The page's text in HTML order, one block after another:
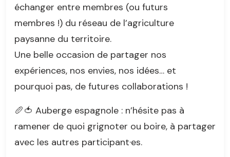
échanger entre membres (ou futurs
membres !) du réseau de l’agriculture
paysanne du territoire.
Une belle occasion de partager nos
expériences, nos envies, nos idées… et
pourquoi pas, de futures collaborations !
🥖🍅 Auberge espagnole : n’hésite pas à
ramener de quoi grignoter ou boire, à partager
avec les autres participant·es.